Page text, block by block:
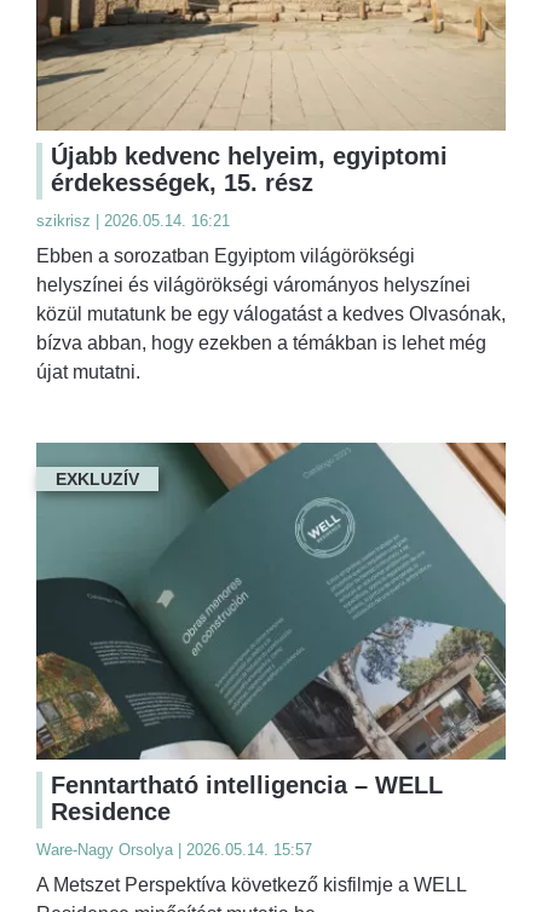
Újabb kedvenc helyeim, egyiptomi
érdekességek, 15. rész
szikrisz | 2026.05.14. 16:21
Ebben a sorozatban Egyiptom világörökségi
helyszínei és világörökségi várományos helyszínei
közül mutatunk be egy válogatást a kedves Olvasónak,
bízva abban, hogy ezekben a témákban is lehet még
újat mutatni.
EXKLUZÍV
Fenntartható intelligencia – WELL
Residence
Ware-Nagy Orsolya | 2026.05.14. 15:57
A Metszet Perspektíva következő kisfilmje a WELL